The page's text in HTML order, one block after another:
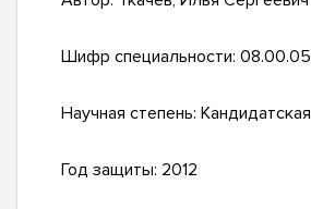
Шифр специальности: 08.00.05
Научная степень: Кандидатская
Год защиты: 2012